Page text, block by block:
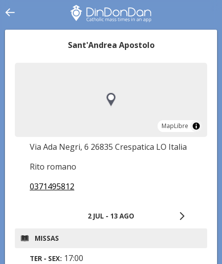
Sant'Andrea Apostolo
MapLibre
MapLibre
Via Ada Negri, 6 26835 Crespatica LO Italia
Rito romano
0371495812
2 JUL - 13 AGO
MISSAS
TER - SEX: 17:00